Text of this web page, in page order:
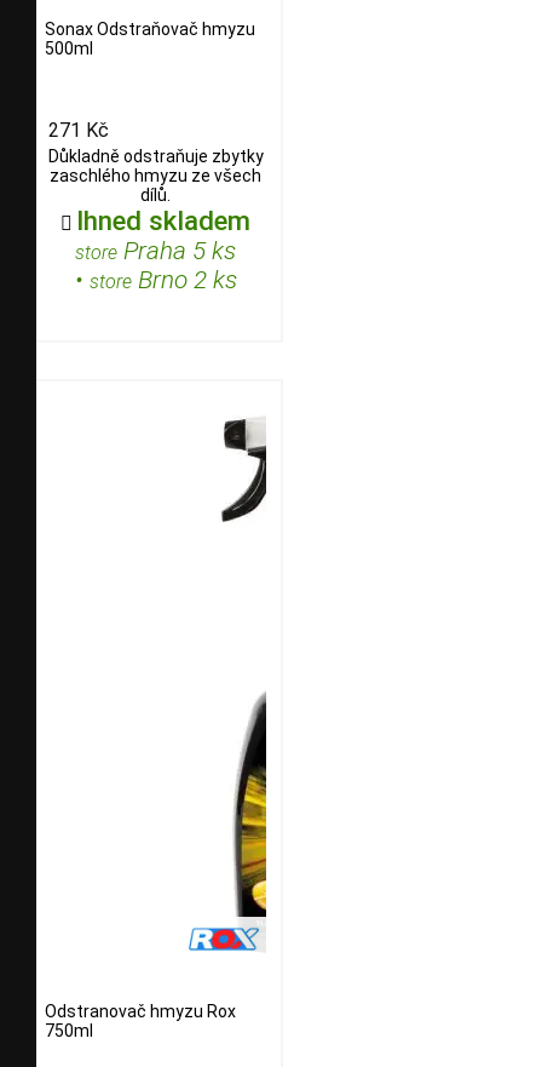
Sonax Odstraňovač hmyzu
500ml
271 Kč
Důkladně odstraňuje zbytky
zaschlého hmyzu ze všech
dílů.
 Ihned skladem
store Praha 5 ks
• storeBrno 2 ks
Odstranovač hmyzu Rox
750ml